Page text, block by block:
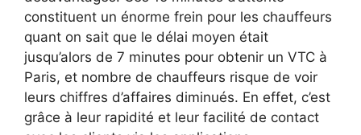
constituent un énorme frein pour les chauffeurs
quant on sait que le délai moyen était
jusqu’alors de 7 minutes pour obtenir un VTC à
Paris, et nombre de chauffeurs risque de voir
leurs chiffres d’affaires diminués. En effet, c’est
grâce à leur rapidité et leur facilité de contact